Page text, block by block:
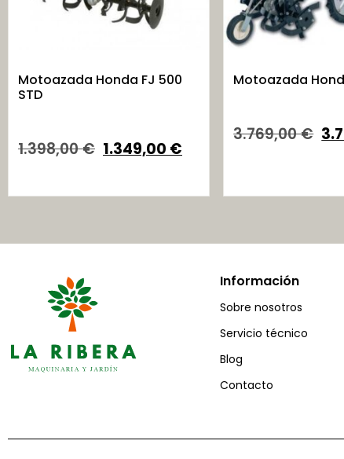
Motoazada Honda FJ 500
STD
1.398,00€ 1.349,00 €
Motoazada
3.769,00€
Información
Sobre nosotros
Servicio técnico
Blog
Contacto